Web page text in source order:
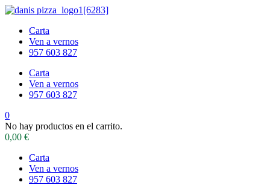
Carta
Ven a vernos
957 603 827
Carta
Ven a vernos
957 603 827
0
No hay productos en el carrito.
0,00 €
Carta
Ven a vernos
957 603 827